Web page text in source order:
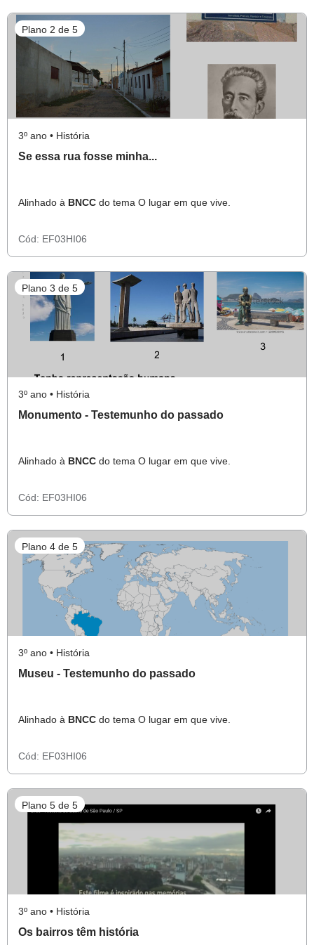
Plano 2 de 5
3º ano • História
Se essa rua fosse minha...
Alinhado à BNCC do tema O lugar em que vive.
Cód: EF03HI06
Plano 3 de 5
3º ano • História
Monumento - Testemunho do passado
Alinhado à BNCC do tema O lugar em que vive.
Cód: EF03HI06
Plano 4 de 5
3º ano • História
Museu - Testemunho do passado
Alinhado à BNCC do tema O lugar em que vive.
Cód: EF03HI06
Plano 5 de 5
3º ano • História
Os bairros têm história